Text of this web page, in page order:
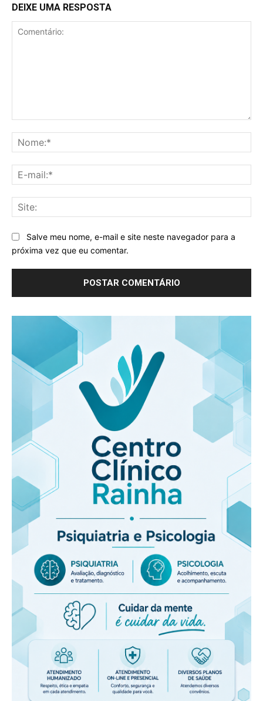
DEIXE UMA RESPOSTA
Salve meu nome, e-mail e site neste navegador para a
próxima vez que eu comentar.